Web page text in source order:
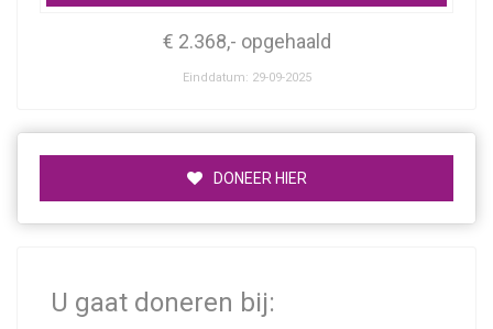
€ 2.368,- opgehaald
Einddatum: 29-09-2025
DONEER HIER
U gaat doneren bij: